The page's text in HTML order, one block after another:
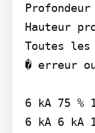
Hauteur
Toutes les
� erreur
6 kA 75 %
6 kA 6 kA